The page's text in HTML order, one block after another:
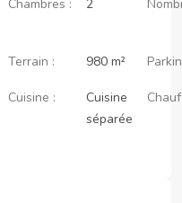
Chambres : 2
Terrain : 980 m²
Cuisine :
Cuisine
séparée